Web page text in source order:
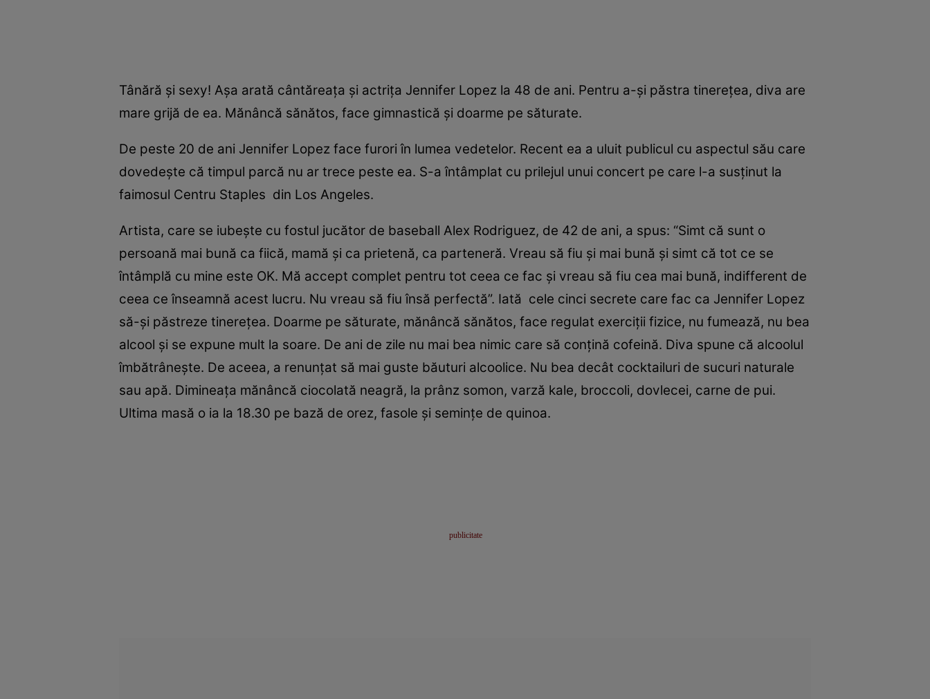
Tânără şi sexy! Aşa arată cântăreaţa şi actriţa Jennifer Lopez la 48 de ani. Pentru a-şi păstra tinereţea, diva are
mare grijă de ea. Mănâncă sănătos, face gimnastică şi doarme pe săturate.
De peste 20 de ani Jennifer Lopez face furori în lumea vedetelor. Recent ea a uluit publicul cu aspectul său care
dovedeşte că timpul parcă nu ar trece peste ea. S-a întâmplat cu prilejul unui concert pe care l-a susţinut la
faimosul Centru Staples din Los Angeles.
Artista, care se iubeşte cu fostul jucător de baseball Alex Rodriguez, de 42 de ani, a spus: “Simt că sunt o
persoană mai bună ca fiică, mamă şi ca prietenă, ca parteneră. Vreau să fiu şi mai bună şi simt că tot ce se
întâmplă cu mine este OK. Mă accept complet pentru tot ceea ce fac şi vreau să fiu cea mai bună, indifferent de
ceea ce înseamnă acest lucru. Nu vreau să fiu însă perfectă”. Iată cele cinci secrete care fac ca Jennifer Lopez
să-şi păstreze tinereţea. Doarme pe săturate, mănâncă sănătos, face regulat exerciţii fizice, nu fumează, nu bea
alcool şi se expune mult la soare. De ani de zile nu mai bea nimic care să conţină cofeină. Diva spune că alcoolul
îmbătrâneşte. De aceea, a renunţat să mai guste băuturi alcoolice. Nu bea decât cocktailuri de sucuri naturale
sau apă. Dimineaţa mănâncă ciocolată neagră, la prânz somon, varză kale, broccoli, dovlecei, carne de pui.
Ultima masă o ia la 18.30 pe bază de orez, fasole şi seminţe de quinoa.